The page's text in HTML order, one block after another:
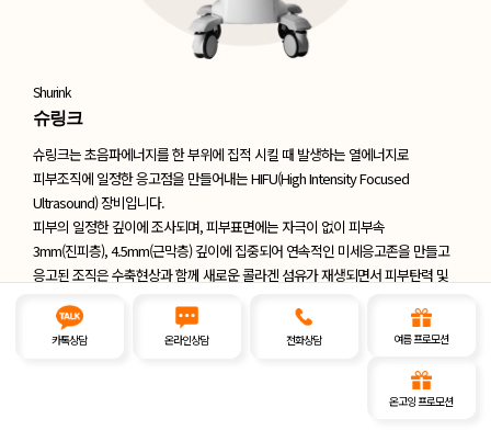
Shurink
슈링크
슈링크는 초음파에너지를 한 부위에 집적 시킬 때 발생하는 열에너지로
피부조직에 일정한응고점을 만들어내는 HIFU(High Intensity Focused
Ultrasound) 장비입니다.
피부의 일정한 깊이에 조사되며, 피부표면에는 자극이 없이 피부속
3mm(진피층),4.5mm(근막층) 깊이에 집중되어 연속적인 미세응고존을 만들고
응고된 조직은 수축현상과함께 새로운 콜라겐 섬유가 재생되면서 피부탄력 및
카톡상담 온라인상담 전화상담 여름 프로모션
온고잉 프로모션